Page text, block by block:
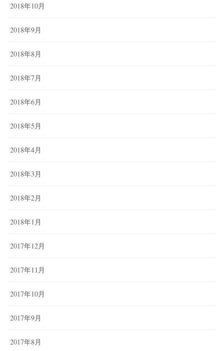
2018年10月
2018年9月
2018年8月
2018年7月
2018年6月
2018年5月
2018年4月
2018年3月
2018年2月
2018年1月
2017年12月
2017年11月
2017年10月
2017年9月
2017年8月